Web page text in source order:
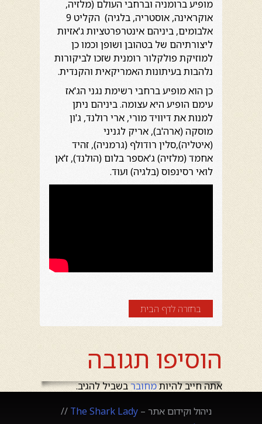
מופיע ברומניה וברחבי העולם (מלזיה,
אוקראינה, אוסטריה, בלגיה) הקליט 9
אלבומים, ביניהם אינטרפרטציות ג'אזיות
ליצורתיהם של בטהובן ושופן וכמו כן
למוזיקת פולקלור רומנית שזכו לביקורות
נלהבות בעיתונות האמריקאית והקנדית.
כן הוא מופיע ברחבי רשימת נגני הג'אז
עימם הופיע היא עצומה. ביניהם ניתן
למנות את דיוויד מורי, ארי רולנד, ג'ון
מוסקה (ארה'ב), אריק לגניני
(איטליה),סלין רודולף (גרמניה), זהיד
אחמד (מלזיה) ג'אספר בלום (הולנד), ז'אן
לואי רסינפוס (בלגיה) ועוד.
בחזרה לדף הבית
הוסיפו תגובה
אתה חייב להיותמחוברבשביל להגיב.
ניהול וקידום אתר – The Shark Lady
//